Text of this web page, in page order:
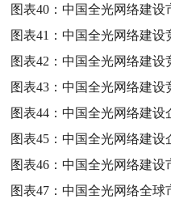
图表40：中国全光网络建设
图表41：中国全光网络建设
图表42：中国全光网络建设
图表43：中国全光网络建设
图表44：中国全光网络建设
图表45：中国全光网络建设
图表46：中国全光网络建设
图表47：中国全光网络全球